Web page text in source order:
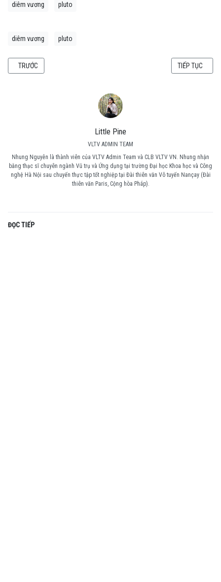
Little Pine
VLTV ADMIN TEAM
Nhung Nguyễn là thành viên của VLTV Admin Team và CLB VLTV VN. Nhung nhận
bằng thạc sĩ chuyên ngành Vũ trụ và Ứng dụng tại trường Đại học Khoa học và Công
nghệ Hà Nội sau chuyến thực tập tốt nghiệp tại Đài thiên văn Vô tuyến Nançay (Đài
thiên văn Paris, Cộng hòa Pháp).
ĐỌC TIẾP
diêm vương pluto
diêm vương pluto
BÀI VIẾT TRƯỚC: KHÁM PHÁ ĐẦU TIÊN VỀ NGOẠI HÀNH TINH CÓ QUỸ ĐẠO
TRƯỚC BÀI VIẾT KẾ
TIẾP TỤC